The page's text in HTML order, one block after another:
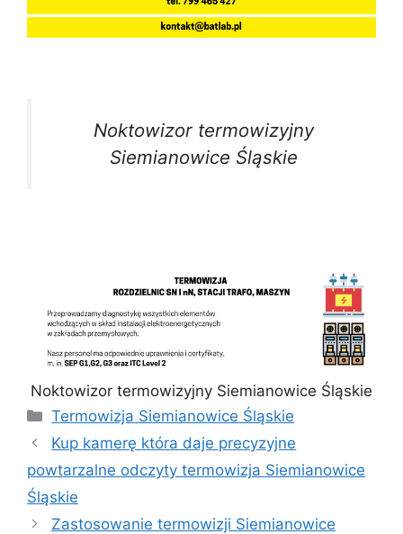
Noktowizor termowizyjny
Siemianowice Śląskie
Noktowizor termowizyjny Siemianowice Śląskie
Kategorie
Termowizja Siemianowice Śląskie
Kup kamerę która daje precyzyjne
powtarzalne odczyty termowizja Siemianowice
Śląskie
Zastosowanie termowizji Siemianowice